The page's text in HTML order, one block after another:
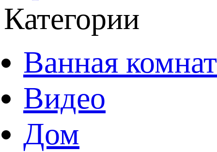
Категории
Ванная
Видео
Дом